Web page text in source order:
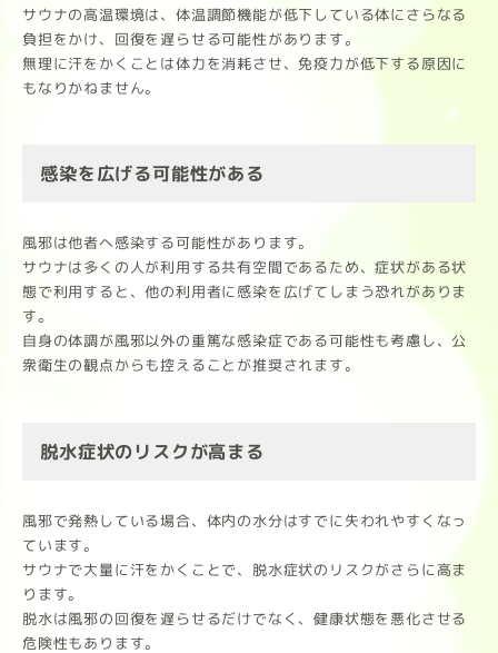
サウナの高温環境は、体温調節機能が低下している体にさらなる
負担をかけ、回復を遅らせる可能性があります。
無理に汗をかくことは体力を消耗させ、免疫力が低下する原因に
もなりかねません。
感染を広げる可能性がある
風邪は他者へ感染する可能性があります。
サウナは多くの人が利用する共有空間であるため、症状がある状
態で利用すると、他の利用者に感染を広げてしまう恐れがありま
す。
自身の体調が風邪以外の重篤な感染症である可能性も考慮し、公
衆衛生の観点からも控えることが推奨されます。
脱水症状のリスクが高まる
風邪で発熱している場合、体内の水分はすでに失われやすくなっ
ています。
サウナで大量に汗をかくことで、脱水症状のリスクがさらに高ま
ります。
脱水は風邪の回復を遅らせるだけでなく、健康状態を悪化させる
危険性もあります。